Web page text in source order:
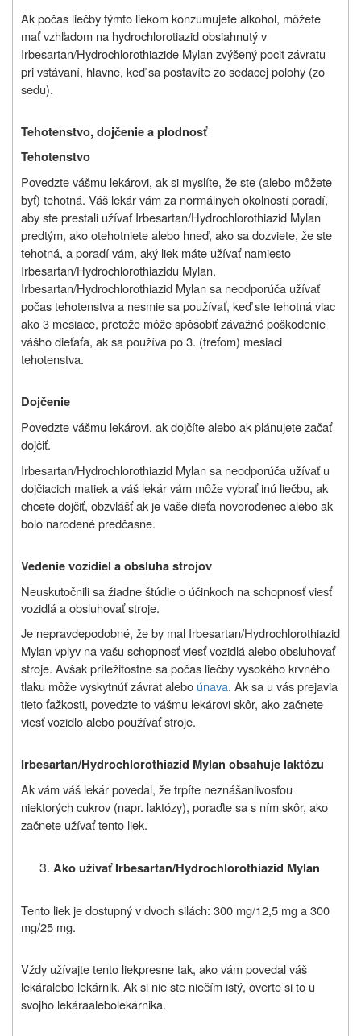
Ak počas liečby týmto liekom konzumujete alkohol, môžete
mať vzhľadom na hydrochlorotiazid obsiahnutý v
Irbesartan/Hydrochlorothiazide Mylan zvýšený pocit závratu
pri vstávaní, hlavne, keď sa postavíte zo sedacej polohy (zo
sedu).
Tehotenstvo, dojčenie a plodnosť
Tehotenstvo
Povedzte vášmu lekárovi, ak si myslíte, že ste (alebo môžete
byť) tehotná. Váš lekár vám za normálnych okolností poradí,
aby ste prestali užívať Irbesartan/Hydrochlorothiazid Mylan
predtým, ako otehotniete alebo hneď, ako sa dozviete, že ste
tehotná, a poradí vám, aký liek máte užívať namiesto
Irbesartan/Hydrochlorothiazidu Mylan.
Irbesartan/Hydrochlorothiazid Mylan sa neodporúča užívať
počas tehotenstva a nesmie sa používať, keď ste tehotná viac
ako 3 mesiace, pretože môže spôsobiť závažné poškodenie
vášho dieťaťa, ak sa používa po 3. (treťom) mesiaci
tehotenstva.
Dojčenie
Povedzte vášmu lekárovi, ak dojčíte alebo ak plánujete začať
dojčiť.
Irbesartan/Hydrochlorothiazid Mylan sa neodporúča užívať u
dojčiacich matiek a váš lekár vám môže vybrať inú liečbu, ak
chcete dojčiť, obzvlášť ak je vaše dieťa novorodenec alebo ak
bolo narodené predčasne.
Vedenie vozidiel a obsluha strojov
Neuskutočnili sa žiadne štúdie o účinkoch na schopnosť viesť
vozidlá a obsluhovať stroje.
Je nepravdepodobné, že by mal Irbesartan/Hydrochlorothiazid
Mylan vplyv na vašu schopnosť viesť vozidlá alebo obsluhovať
stroje. Avšak príležitostne sa počas liečby vysokého krvného
tlaku môže vyskytnúť závrat alebo únava. Ak sa u vás prejavia
tieto ťažkosti, povedzte to vášmu lekárovi skôr, ako začnete
viesť vozidlo alebo používať stroje.
Irbesartan/Hydrochlorothiazid Mylan obsahuje laktózu
Ak vám váš lekár povedal, že trpíte neznášanlivosťou
niektorých cukrov (napr. laktózy), poraďte sa s ním skôr, ako
začnete užívať tento liek.
Ako užívať Irbesartan/Hydrochlorothiazid Mylan
Tento liek je dostupný v dvoch silách: 300 mg/12,5 mg a 300
mg/25 mg.
Vždy užívajtetento liekpresne tak, ako vám povedal váš
lekáralebo lekárnik. Ak si nie ste niečím istý, overte si to u
svojho lekáraalebolekárnika.